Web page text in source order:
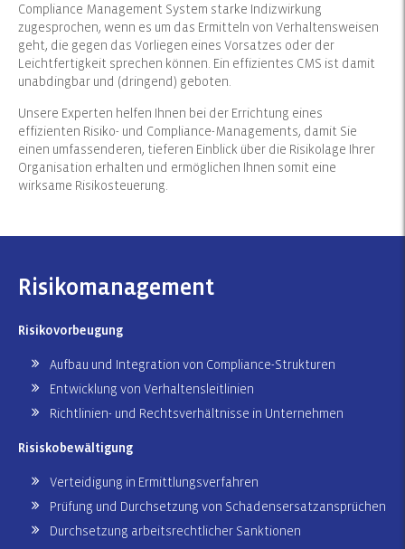
Compliance Management System starke Indizwirkung
zugesprochen, wenn es um das Ermitteln von Verhaltensweisen
geht, die gegen das Vorliegen eines Vorsatzes oder der
Leichtfertigkeit sprechen können. Ein effizientes CMS ist damit
unabdingbar und (dringend) geboten.
Unsere Experten helfen Ihnen bei der Errichtung eines
effizienten Risiko- und Compliance-Managements, damit Sie
einen umfassenderen, tieferen Einblick über die Risikolage Ihrer
Organisation erhalten und ermöglichen Ihnen somit eine
wirksame Risikosteuerung.
Risikomanagement
Risikovorbeugung
Aufbau und Integration von Compliance-Strukturen
Entwicklung von Verhaltensleitlinien
Richtlinien- und Rechtsverhältnisse in Unternehmen
Risiskobewältigung
Verteidigung in Ermittlungsverfahren
Prüfung und Durchsetzung von Schadensersatzansprüchen
Durchsetzung arbeitsrechtlicher Sanktionen